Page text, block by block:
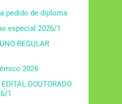
pedido de diploma
especial 2026/1
REGULAR
2026
DOUTORADO
1